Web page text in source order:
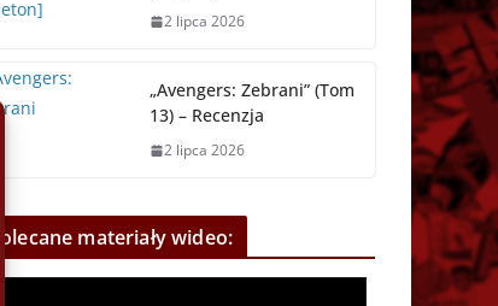
2 lipca 2026
„Avengers: Zebrani” (Tom
13) – Recenzja
2 lipca 2026
Polecane materiały wideo: